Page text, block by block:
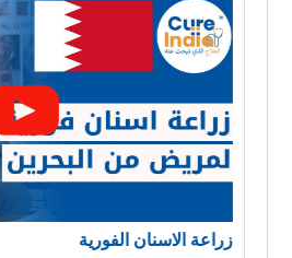
زراعة الاسنان الفورية